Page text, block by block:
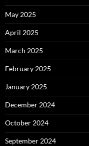
May 2025
April 2025
March 2025
February 2025
January 2025
December 2024
October 2024
September 2024